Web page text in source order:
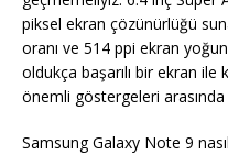
piksel ekran çözünürlüğü
oranı ve 514 ppi ekran
oldukça başarılı bir ekran ile
önemli göstergeleri arasında
Samsung Galaxy Note 9